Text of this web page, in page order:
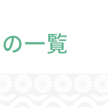
一覧